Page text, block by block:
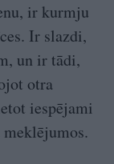
ir kurmju
Ir slazdi,
un ir tādi,
otra
iespējami